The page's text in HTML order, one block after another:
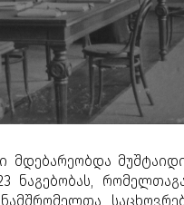
მდებარეობდა
ნაგებობას,